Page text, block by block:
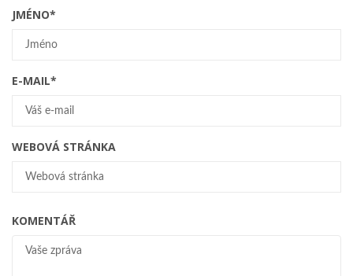
JMÉNO*
E-MAIL*
WEBOVÁ STRÁNKA
KOMENTÁŘ